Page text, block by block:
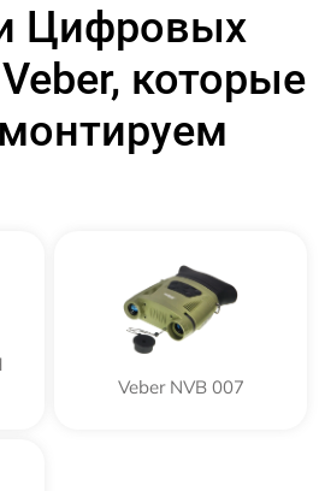
Цифровых
которые
Veber NVB 007